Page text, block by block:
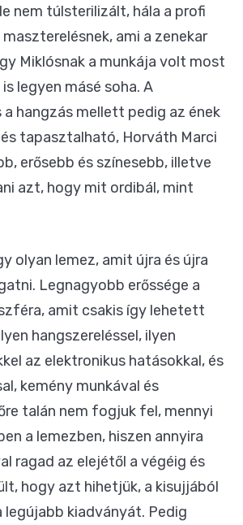
nem túlsterilizált, hála a profi
maszterelésnek, ami a zenekar
Miklósnak a munkája volt most
legyen másé soha. A
a hangzás mellett pedig az ének
tapasztalható, Horváth Marci
erősebb és színesebb, illetve
azt, hogy mit ordibál, mint
olyan lemez, amit újra és újra
Legnagyobb erőssége a
amit csakis így lehetett
hangszereléssel, ilyen
az elektronikus hatásokkal, és
kemény munkával és
talán nem fogjuk fel, mennyi
a lemezben, hiszen annyira
ragad az elejétől a végéig és
hogy azt hihetjük, a kisujjából
legújabb kiadványát. Pedig